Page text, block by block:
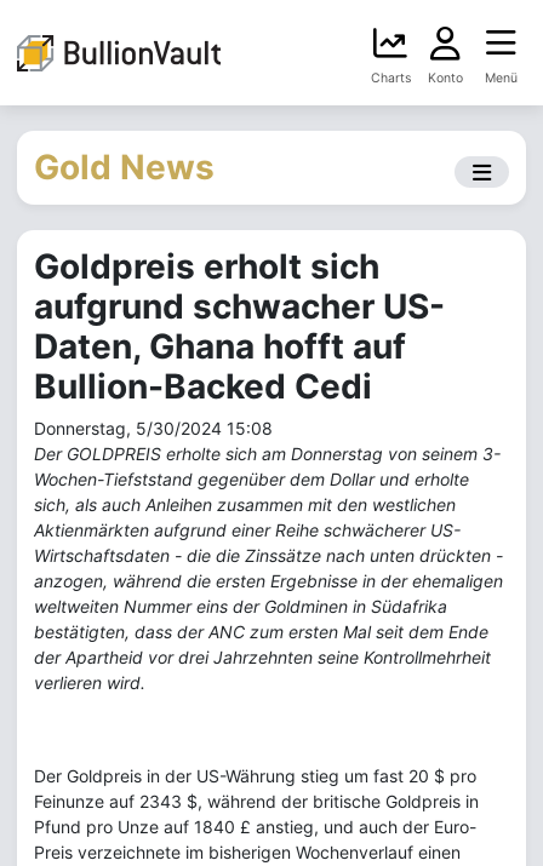
Charts Konto Menü
Gold News
Goldpreis erholt sich
aufgrund schwacher US-
Daten, Ghana hofft auf
Bullion-Backed Cedi
Donnerstag, 5/30/2024 15:08
Der GOLDPREIS erholte sich am Donnerstag von seinem 3-
Wochen-Tiefststand gegenüber dem Dollar und erholte
sich, als auch Anleihen zusammen mit den westlichen
Aktienmärkten aufgrund einer Reihe schwächerer US-
Wirtschaftsdaten - die die Zinssätze nach unten drückten -
anzogen, während die ersten Ergebnisse in der ehemaligen
weltweiten Nummer eins der Goldminen in Südafrika
bestätigten, dass der ANC zum ersten Mal seit dem Ende
der Apartheid vor drei Jahrzehnten seine Kontrollmehrheit
verlieren wird.
Der Goldpreis in der US-Währung stieg um fast 20 $ pro
Feinunze auf 2343 $, während der britische Goldpreis in
Pfund pro Unze auf 1840 £ anstieg, und auch der Euro-
Preis verzeichnete im bisherigen Wochenverlauf einen